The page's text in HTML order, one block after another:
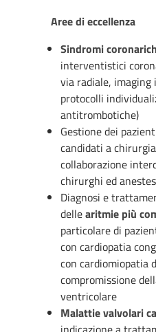
Aree di eccellenza
Sindromi
interventistici
via radiale,
protocolli
antitrombotiche)
Gestione dei
candidati a
collaborazione
chirurghi ed
Diagnosi e
dellearitmie più
particolare di
con cardiopatia
con cardiomiopatia
compromissione
ventricolare
Malattie valvolari